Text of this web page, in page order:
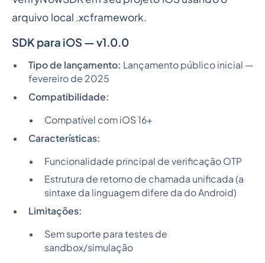
arquivo local .xcframework.
SDK para iOS — v1.0.0
Tipo de lançamento: Lançamento público inicial —
fevereiro de 2025
Compatibilidade:
Compatível com iOS 16+
Características:
Funcionalidade principal de verificação OTP
Estrutura de retorno de chamada unificada (a
sintaxe da linguagem difere da do Android)
Limitações:
Sem suporte para testes de
sandbox/simulação